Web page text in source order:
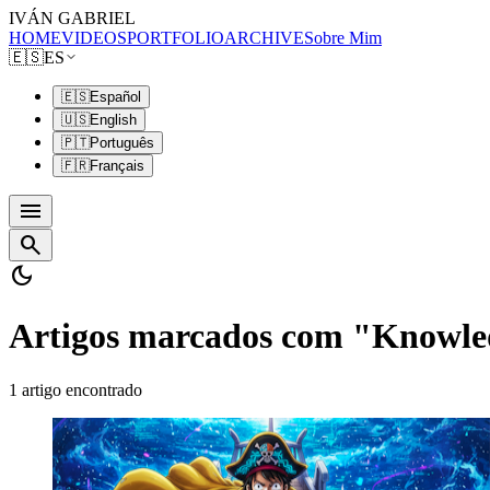
IVÁN GABRIEL
HOMEVIDEOSPORTFOLIOARCHIVESobre Mim
🇪🇸ES
🇪🇸Español
🇺🇸English
🇵🇹Português
🇫🇷Français
menu
search
dark_mode
Artigos marcados com
1 artigo encontrado